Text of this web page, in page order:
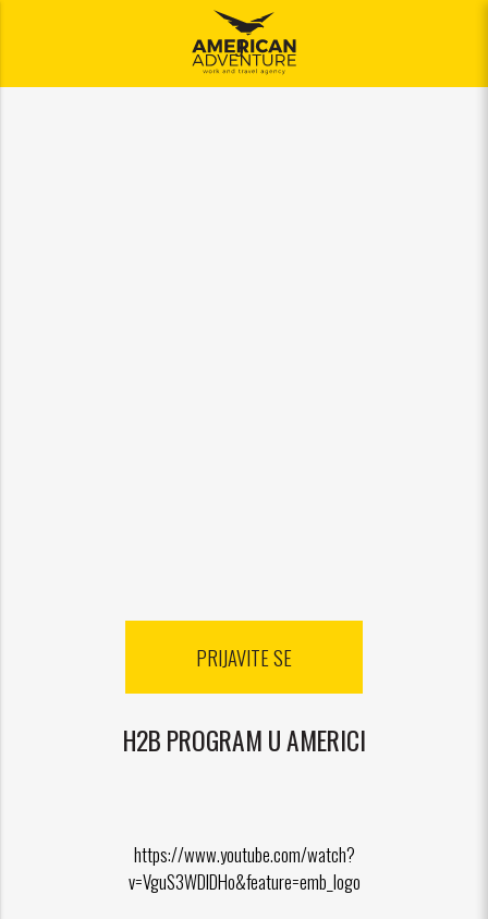
Jelovnik
PRIJAVITE SE
H2B PROGRAM U AMERICI
https://www.youtube.com/watch?
v=VguS3WDlDHo&feature=emb_logo